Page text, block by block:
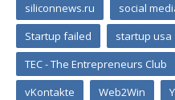
siliconnews.ru
social
Startup failed
startup usa
TEC - The Entrepreneurs Club
vKontakte
Web2Win